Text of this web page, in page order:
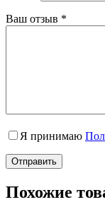
Ваш отзыв *
Я принимаю
Отправить
Похожие